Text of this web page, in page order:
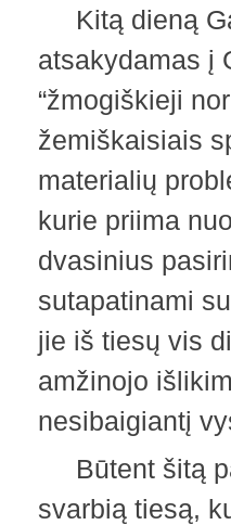
Kitą dieną
atsakydamas į
“žmogiškieji
žemiškaisiais
materialių
kurie priima
dvasinius
sutapatinami
jie iš tiesų vis
amžinojo
nesibaigiantį
Būtent šitą
svarbią tiesą,